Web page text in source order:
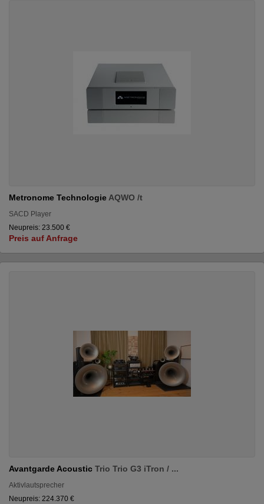
Metronome Technologie AQWO /t
SACD Player
Neupreis: 23.500 €
Preis auf Anfrage
Avantgarde Acoustic Trio Trio G3 iTron / ...
Aktivlautsprecher
Neupreis: 224.370 €